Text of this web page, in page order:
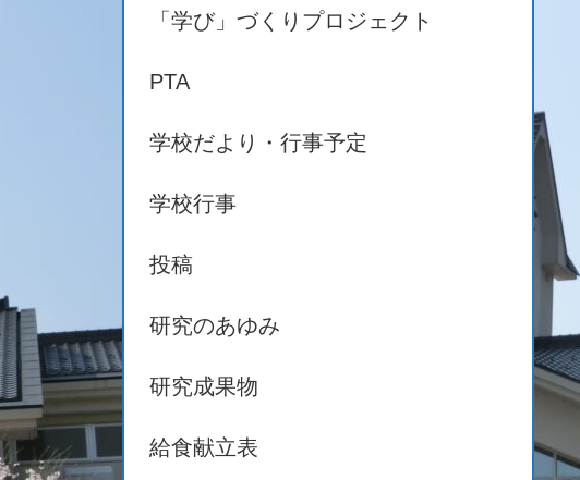
「学び」づくりプロジェクト
PTA
学校だより・行事予定
学校行事
投稿
研究のあゆみ
研究成果物
給食献立表